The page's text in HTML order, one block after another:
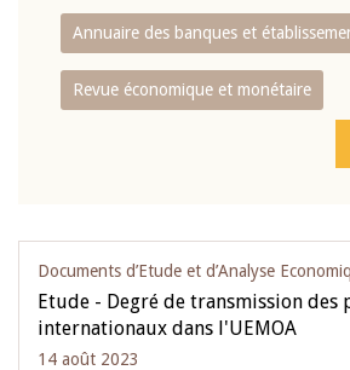
Annuaire des banques et
Revue économique et monétaire
Documents d’Etude et d’Analyse
Etude - Degré de transmission des
internationaux dans l'UEMOA
14 août 2023